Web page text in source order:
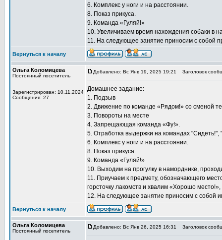
6. Комплекс у ноги и на расстоянии.
8. Показ прикуса.
9. Команда «Гуляй!»
10. Увеличиваем время нахождения собаки в
11. На следующее занятие приносим с собой
Вернуться к началу
Ольга Коломицева
Постоянный посетитель
Зарегистрирован: 10.11.2024
Сообщения: 27
Добавлено: Вс Янв 19, 2025 19:21 Заголовок
Домашнее задание:
1. Подзыв
2. Движение по команде «Рядом!» со сменой
3. Повороты на месте
4. Запрещающая команда «Фу!».
5. Отработка выдержки на командах "Сидеть!",
6. Комплекс у ноги и на расстоянии.
8. Показ прикуса.
9. Команда «Гуляй!»
10. Выходим на прогулку в наморднике,
11. Приучаем к предмету, обозначающего
горсточку лакомств и хвалим «Хорошо
12. На следующее занятие приносим с собой
Вернуться к началу
Ольга Коломицева
Постоянный посетитель
Добавлено: Вс Янв 26, 2025 16:31 Заголовок